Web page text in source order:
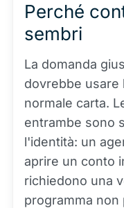
Perché
sembri
La domanda
dovrebbe usare
normale carta.
entrambe sono
l'identità: un
aprire un conto
richiedono una
programma non